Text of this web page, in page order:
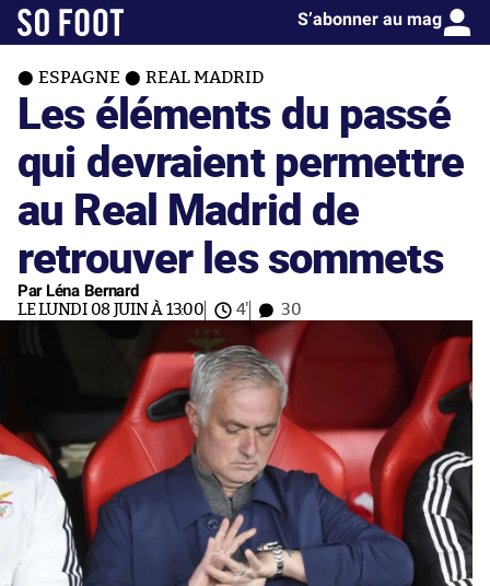
S’abonner au mag
ESPAGNE REAL MADRID
Les éléments du passé
qui devraient permettre
au Real Madrid de
retrouver les sommets
Par Léna Bernard
LE LUNDI 08 JUIN À 13:00 4' 30